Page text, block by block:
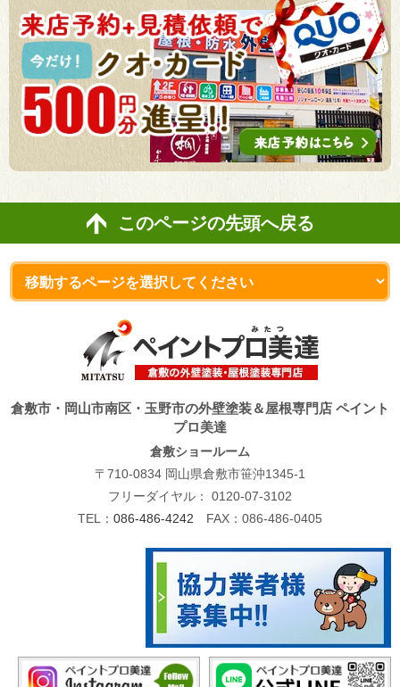
このページの先頭へ戻る
倉敷市・岡山市南区・玉野市の外壁塗装＆屋根専門店 ペイント
プロ美達
倉敷ショールーム
〒710-0834 岡山県倉敷市笹沖1345-1
フリーダイヤル： 0120-07-3102
TEL： 086-486-4242 FAX：086-486-0405